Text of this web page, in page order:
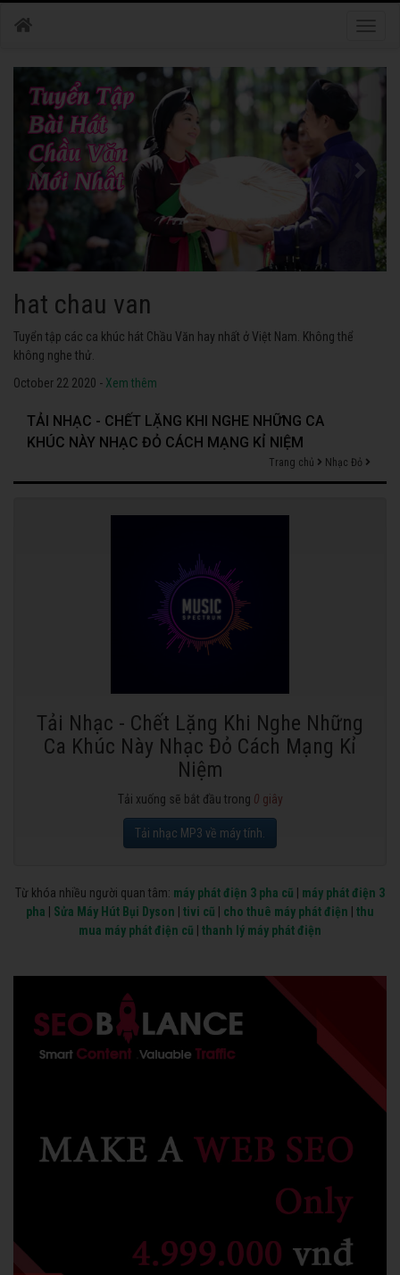
hat chau van
Tuyển tập các ca khúc hát Chầu Văn hay nhất ở Việt Nam. Không thể
không nghe thử.
October 22 2020 - Xem thêm
TẢI NHẠC - CHẾT LẶNG KHI NGHE NHỮNG CA
KHÚC NÀY NHẠC ĐỎ CÁCH MẠNG KỈ NIỆM
Trang chủ Nhạc Đỏ
Tải Nhạc - Chết Lặng Khi Nghe Những
Ca Khúc Này Nhạc Đỏ Cách Mạng Kỉ
Niệm
Tải xuống sẽ bắt đầu trong 0 giây
Tải nhạc MP3 về máy tính.
Từ khóa nhiều người quan tâm: máy phát điện 3 pha cũ
máy phát điện 3
pha
Sửa Máy Hút Bụi Dyson tivi cũ cho thuê máy phát điện
thu
mua máy phát điện cũ
thanh lý máy phát điện